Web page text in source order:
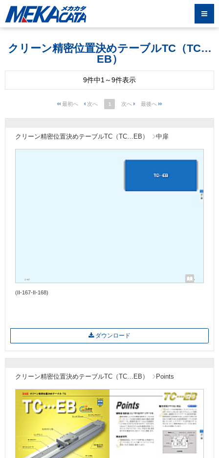
クリーン精密位置決めテーブルTC（TC…
EB）
9件中1～9件表示
1
クリーン精密位置決めテーブルTC（TC…EB） 中扉
(II-167-II-168)
ダウンロード
クリーン精密位置決めテーブルTC（TC…EB） Points